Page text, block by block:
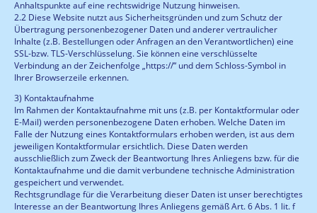
Anhaltspunkte auf eine rechtswidrige Nutzung hinweisen.
2.2 Diese Website nutzt aus Sicherheitsgründen und zum Schutz der
Übertragung personenbezogener Daten und anderer vertraulicher
Inhalte (z.B. Bestellungen oder Anfragen an den Verantwortlichen) eine
SSL-bzw. TLS-Verschlüsselung. Sie können eine verschlüsselte
Verbindung an der Zeichenfolge „https://“ und dem Schloss-Symbol in
Ihrer Browserzeile erkennen.
3) Kontaktaufnahme
Im Rahmen der Kontaktaufnahme mit uns (z.B. per Kontaktformular oder
E-Mail) werden personenbezogene Daten erhoben. Welche Daten im
Falle der Nutzung eines Kontaktformulars erhoben werden, ist aus dem
jeweiligen Kontaktformular ersichtlich. Diese Daten werden
ausschließlich zum Zweck der Beantwortung Ihres Anliegens bzw. für die
Kontaktaufnahme und die damit verbundene technische Administration
gespeichert und verwendet.
Rechtsgrundlage für die Verarbeitung dieser Daten ist unser berechtigtes
Interesse an der Beantwortung Ihres Anliegens gemäß Art. 6 Abs. 1 lit. f